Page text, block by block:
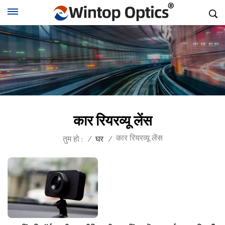
कार रियरव्यू लेंस
तुम हो : / घर / कार रियरव्यू लेंस